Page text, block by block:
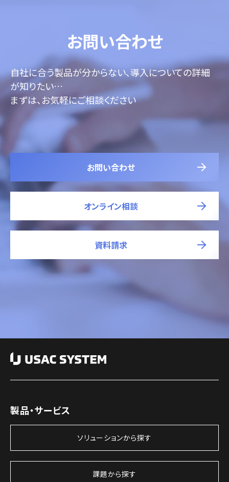
お問い合わせ
自社に合う製品が分からない、導入についての詳細
が知りたい…
まずは、お気軽にご相談ください
お問い合わせ
オンライン相談
資料請求
製品・サービス
ソリューションから探す
課題から探す